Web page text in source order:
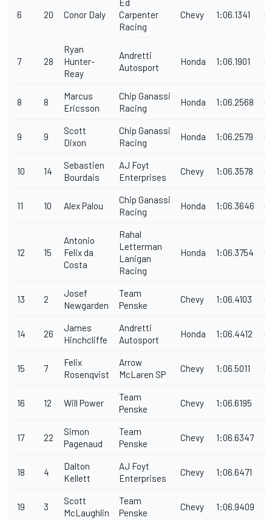
6 20 Conor Daly
Ed
Carpenter
Racing
Chevy 1:06.1341
7 28
Ryan
Hunter-
Reay
Andretti
Autosport
Honda 1:06.1901
8 8
Marcus
Ericsson
Chip Ganassi
Racing
Honda 1:06.2568
9 9
Scott
Dixon
Chip Ganassi
Racing
Honda 1:06.2579
10 14
Sebastien
Bourdais
AJ Foyt
Enterprises
Chevy 1:06.3578
11 10 Alex Palou
Chip Ganassi
Racing
Honda 1:06.3646
12 15
Antonio
Felix da
Costa
Rahal
Letterman
Lanigan
Racing
Honda 1:06.3754
13 2
Josef
Newgarden
Team
Penske
Chevy 1:06.4103
14 26
James
Hinchcliffe
Andretti
Autosport
Honda 1:06.4412
15 7
Felix
Rosenqvist
Arrow
McLaren SP
Chevy 1:06.5011
16 12 Will Power
Team
Penske
Chevy 1:06.6195
17 22
Simon
Pagenaud
Team
Penske
Chevy 1:06.6347
18 4
Dalton
Kellett
AJ Foyt
Enterprises
Chevy 1:06.6471
19 3
Scott
McLaughlin
Team
Penske
Chevy 1:06.9409